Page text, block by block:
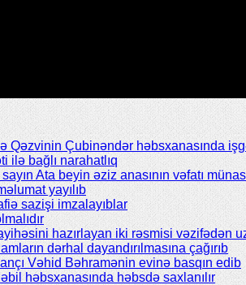
Çubinəndər həbsxanasında
bağlı narahatlıq
Ata beyin əziz anasının vəfatı
yayılıb
sazişi imzalayıblar
hazırlayan iki rəsmisi vəzifədən
dərhal dayandırılmasına çağırıb
Vəhid Bəhramənin evinə basqın edib
həbsxanasında həbsdə saxlanılır